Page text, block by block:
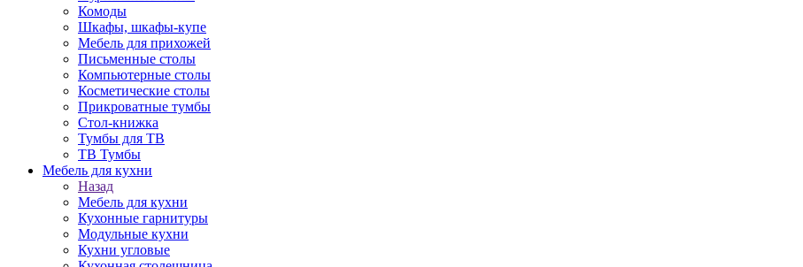
Комоды
Шкафы, шкафы-купе
Мебель для прихожей
Письменные столы
Компьютерные столы
Косметические столы
Прикроватные тумбы
Стол-книжка
Тумбы для ТВ
ТВ Тумбы
Мебель для кухни
Назад
Мебель для кухни
Кухонные гарнитуры
Модульные кухни
Кухни угловые